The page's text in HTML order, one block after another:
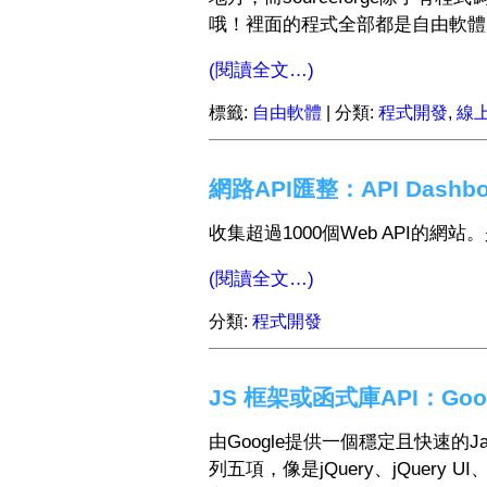
哦！裡面的程式全部都是自由軟
(閱讀全文…)
標籤: 自由軟體 | 分類: 程式開發, 線
網路API匯整：API
收集超過1000個Web API的網站
(閱讀全文…)
分類: 程式開發
JS 框架或函式庫API：
由Google提供一個穩定且快速的
列五項，像是jQuery、jQuery UI